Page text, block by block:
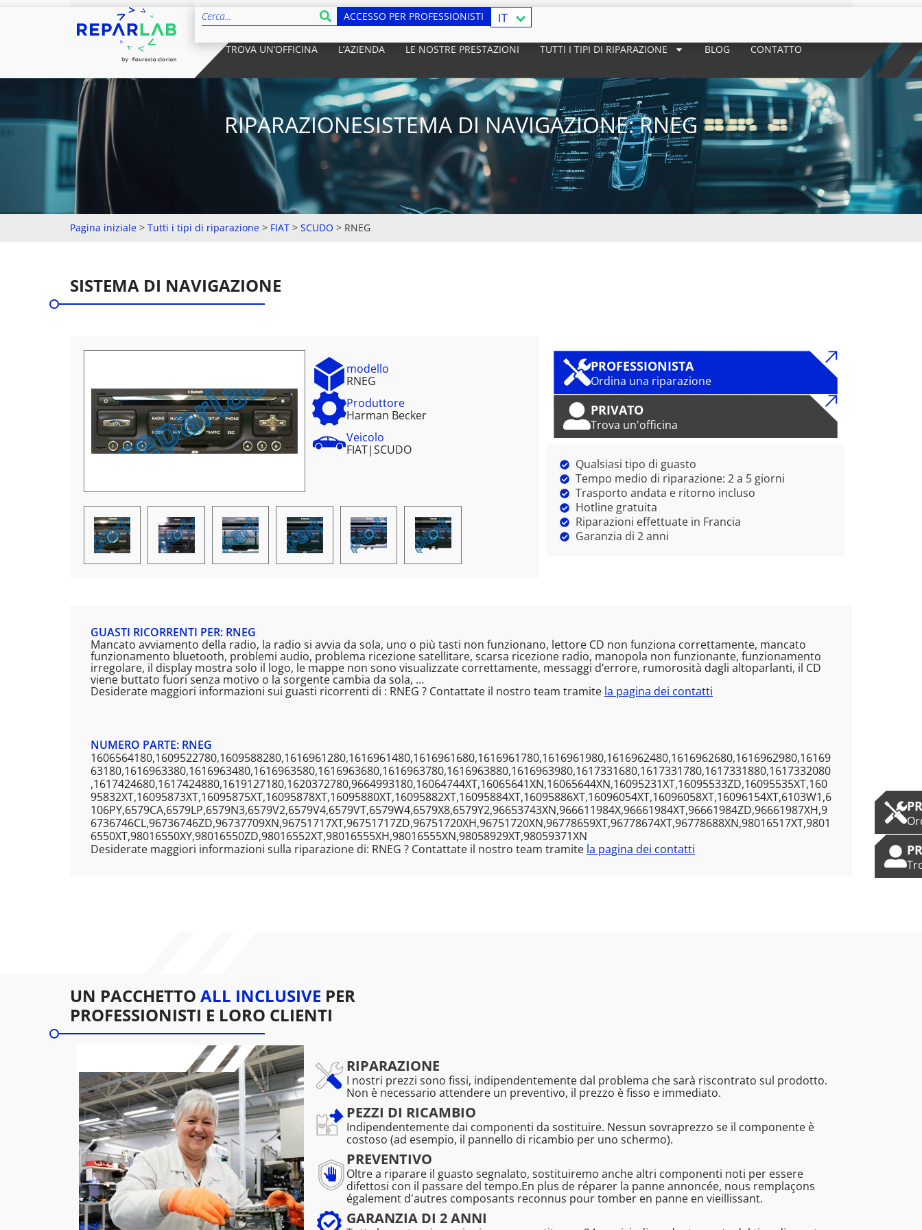
ACCESSO PER PROFESSIONISTI IT
TROVA UN’OFFICINA L’AZIENDA LE NOSTRE PRESTAZIONI TUTTI I TIPI DI RIPARAZIONE BLOG CONTATTO
RIPARAZIONESISTEMA DI NAVIGAZIONE: RNEG
Pagina iniziale > Tutti i tipi di riparazione > FIAT > SCUDO > RNEG
SISTEMA DI NAVIGAZIONE
modello
RNEG
Produttore
Harman Becker
Veicolo
FIAT|SCUDO
PROFESSIONISTA
Ordina una riparazione
PRIVATO
Trova un'officina
Qualsiasi tipo di guasto
Tempo medio di riparazione: 2 a 5 giorni
Trasporto andata e ritorno incluso
Hotline gratuita
Riparazioni effettuate in Francia
Garanzia di 2 anni
GUASTI RICORRENTI PER: RNEG
Mancato avviamento della radio, la radio si avvia da sola, uno o più tasti non funzionano, lettore CD non funziona correttamente, mancato
funzionamento bluetooth, problemi audio, problema ricezione satellitare, scarsa ricezione radio, manopola non funzionante, funzionamento
irregolare, il display mostra solo il logo, le mappe non sono visualizzate correttamente, messaggi d’errore, rumorosità dagli altoparlanti, il CD
viene buttato fuori senza motivo o la sorgente cambia da sola, …
Desiderate maggiori informazioni sui guasti ricorrenti di : RNEG ? Contattate il nostro team tramite la pagina dei contatti
NUMERO PARTE: RNEG
1606564180,1609522780,1609588280,1616961280,1616961480,1616961680,1616961780,1616961980,1616962480,1616962680,1616962980,16169
63180,1616963380,1616963480,1616963580,1616963680,1616963780,1616963880,1616963980,1617331680,1617331780,1617331880,1617332080
,1617424680,1617424880,1619127180,1620372780,9664993180,16064744XT,16065641XN,16065644XN,16095231XT,16095533ZD,16095535XT,160
95832XT,16095873XT,16095875XT,16095878XT,16095880XT,16095882XT,16095884XT,16095886XT,16096054XT,16096058XT,16096154XT,6103W1,6
106PY,6579CA,6579LP,6579N3,6579V2,6579V4,6579VT,6579W4,6579X8,6579Y2,96653743XN,966611984X,96661984XT,96661984ZD,96661987XH,9
6736746CL,96736746ZD,96737709XN,96751717XT,96751717ZD,96751720XH,96751720XN,96778659XT,96778674XT,96778688XN,98016517XT,9801
6550XT,98016550XY,98016550ZD,98016552XT,98016555XH,98016555XN,98058929XT,98059371XN
Desiderate maggiori informazioni sulla riparazione di: RNEG ? Contattate il nostro team tramite la pagina dei contatti
UN PACCHETTO ALL INCLUSIVE PER
PROFESSIONISTI E LORO CLIENTI
RIPARAZIONE
I nostri prezzi sono fissi, indipendentemente dal problema che sarà riscontrato sul prodotto.
Non è necessario attendere un preventivo, il prezzo è fisso e immediato.
PEZZI DI RICAMBIO
Indipendentemente dai componenti da sostituire. Nessun sovraprezzo se il componente è
costoso (ad esempio, il pannello di ricambio per uno schermo).
PREVENTIVO
Oltre a riparare il guasto segnalato, sostituiremo anche altri componenti noti per essere
difettosi con il passare del tempo.En plus de réparer la panne annoncée, nous remplaçons
également d'autres composants reconnus pour tomber en panne en vieillissant.
GARANZIA DI 2 ANNI